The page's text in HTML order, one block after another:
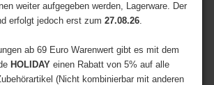
weiter aufgegeben werden, Lagerware. Der
erfolgt jedoch erst zum 27.08.26.
ab 69 Euro Warenwert gibt es mit dem
HOLIDAYeinen Rabatt von 5% auf alle
(Nicht kombinierbar mit anderen